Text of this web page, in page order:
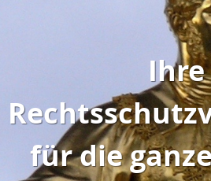
Ihre
für die